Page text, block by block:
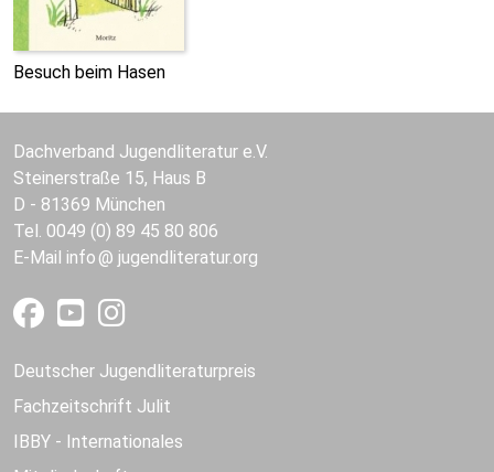
Besuch beim Hasen
Dachverband Jugendliteratur e.V.
Steinerstraße 15, Haus B
D - 81369 München
Tel. 0049 (0) 89 45 80 806
E-Mail info jugendliteratur.org
Deutscher Jugendliteraturpreis
Fachzeitschrift Julit
IBBY - Internationales